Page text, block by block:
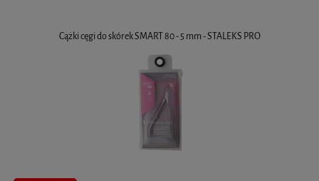
Cążki cęgi do skórek SMART 80 - 5 mm - STALEKS PRO